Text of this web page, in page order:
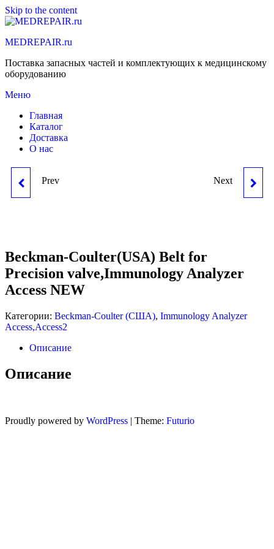
Skip to the content
MEDREPAIR.ru
Поставка запасных частей и комплектующих к медицинскому
оборудованию
Меню
Главная
Каталог
Доставка
О нас
ANALYZER ACCESS NEW
Prev
VALVE,IMMUNOLOGY
Next
Beckman-Coulter(USA) Belt for
Precision valve,Immunology Analyzer
Access NEW
Категории: Beckman-Coulter (США), Immunology Analyzer
Access,Access2
Описание
Описание
Proudly powered by WordPress | Theme: Futurio